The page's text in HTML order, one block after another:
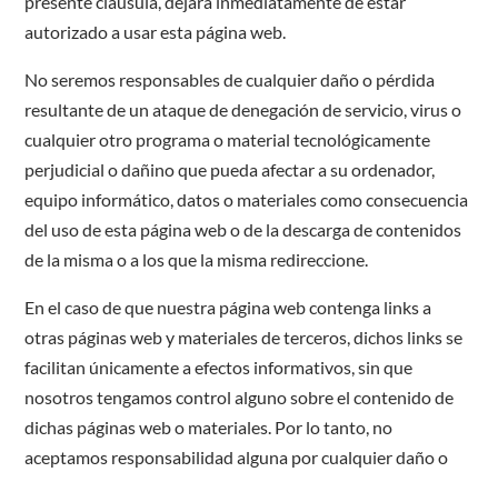
autorizado a usar esta página web.
No seremos responsables de cualquier daño o pérdida
resultante de un ataque de denegación de servicio, virus o
cualquier otro programa o material tecnológicamente
perjudicial o dañino que pueda afectar a su ordenador,
equipo informático, datos o materiales como consecuencia
del uso de esta página web o de la descarga de contenidos
de la misma o a los que la misma redireccione.
En el caso de que nuestra página web contenga links a
otras páginas web y materiales de terceros, dichos links se
facilitan únicamente a efectos informativos, sin que
nosotros tengamos control alguno sobre el contenido de
dichas páginas web o materiales. Por lo tanto, no
aceptamos responsabilidad alguna por cualquier daño o